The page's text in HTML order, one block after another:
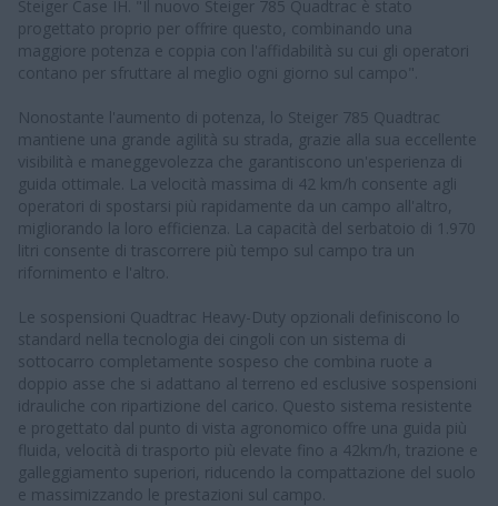
Steiger Case IH. "Il nuovo Steiger 785 Quadtrac è stato
progettato proprio per offrire questo, combinando una
maggiore potenza e coppia con l'affidabilità su cui gli operatori
contano per sfruttare al meglio ogni giorno sul campo".
Nonostante l'aumento di potenza, lo Steiger 785 Quadtrac
mantiene una grande agilità su strada, grazie alla sua eccellente
visibilità e maneggevolezza che garantiscono un'esperienza di
guida ottimale. La velocità massima di 42 km/h consente agli
operatori di spostarsi più rapidamente da un campo all'altro,
migliorando la loro efficienza. La capacità del serbatoio di 1.970
litri consente di trascorrere più tempo sul campo tra un
rifornimento e l'altro.
Le sospensioni Quadtrac Heavy-Duty opzionali definiscono lo
standard nella tecnologia dei cingoli con un sistema di
sottocarro completamente sospeso che combina ruote a
doppio asse che si adattano al terreno ed esclusive sospensioni
idrauliche con ripartizione del carico. Questo sistema resistente
e progettato dal punto di vista agronomico offre una guida più
fluida, velocità di trasporto più elevate fino a 42km/h, trazione e
galleggiamento superiori, riducendo la compattazione del suolo
e massimizzando le prestazioni sul campo.